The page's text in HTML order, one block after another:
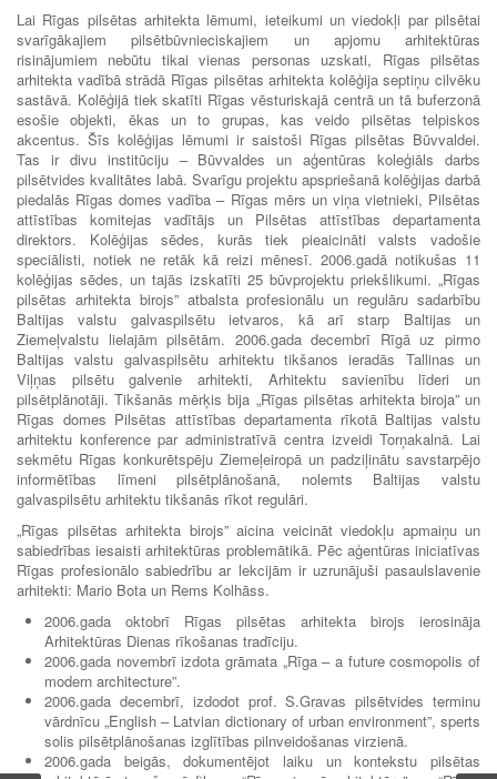
Lai Rīgas pilsētas arhitekta lēmumi, ieteikumi un viedokļi par pilsētai
svarīgākajiem pilsētbūvnieciskajiem un apjomu arhitektūras
risinājumiem nebūtu tikai vienas personas uzskati, Rīgas pilsētas
arhitekta vadībā strādā Rīgas pilsētas arhitekta kolēģija septiņu cilvēku
sastāvā. Kolēģijā tiek skatīti Rīgas vēsturiskajā centrā un tā buferzonā
esošie objekti, ēkas un to grupas, kas veido pilsētas telpiskos
akcentus. Šīs kolēģijas lēmumi ir saistoši Rīgas pilsētas Būvvaldei.
Tas ir divu institūciju – Būvvaldes un aģentūras koleģiāls darbs
pilsētvides kvalitātes labā. Svarīgu projektu apspriešanā kolēģijas darbā
piedalās Rīgas domes vadība – Rīgas mērs un viņa vietnieki, Pilsētas
attīstības komitejas vadītājs un Pilsētas attīstības departamenta
direktors. Kolēģijas sēdes, kurās tiek pieaicināti valsts vadošie
speciālisti, notiek ne retāk kā reizi mēnesī. 2006.gadā notikušas 11
kolēģijas sēdes, un tajās izskatīti 25 būvprojektu priekšlikumi. „Rīgas
pilsētas arhitekta birojs” atbalsta profesionālu un regulāru sadarbību
Baltijas valstu galvaspilsētu ietvaros, kā arī starp Baltijas un
Ziemeļvalstu lielajām pilsētām. 2006.gada decembrī Rīgā uz pirmo
Baltijas valstu galvaspilsētu arhitektu tikšanos ieradās Tallinas un
Viļņas pilsētu galvenie arhitekti, Arhitektu savienību līderi un
pilsētplānotāji. Tikšanās mērķis bija „Rīgas pilsētas arhitekta biroja” un
Rīgas domes Pilsētas attīstības departamenta rīkotā Baltijas valstu
arhitektu konference par administratīvā centra izveidi Torņakalnā. Lai
sekmētu Rīgas konkurētspēju Ziemeļeiropā un padziļinātu savstarpējo
informētības līmeni pilsētplānošanā, nolemts Baltijas valstu
galvaspilsētu arhitektu tikšanās rīkot regulāri.
„Rīgas pilsētas arhitekta birojs” aicina veicināt viedokļu apmaiņu un
sabiedrības iesaisti arhitektūras problemātikā. Pēc aģentūras iniciatīvas
Rīgas profesionālo sabiedrību ar lekcijām ir uzrunājuši pasaulslavenie
arhitekti: Mario Bota un Rems Kolhāss.
2006.gada oktobrī Rīgas pilsētas arhitekta birojs ierosināja
Arhitektūras Dienas rīkošanas tradīciju.
2006.gada novembrī izdota grāmata „Rīga – a future cosmopolis of
modern architecture”.
2006.gada decembrī, izdodot prof. S.Gravas pilsētvides terminu
vārdnīcu „English – Latvian dictionary of urban environment”, sperts
solis pilsētplānošanas izglītības pilnveidošanas virzienā.
2006.gada beigās, dokumentējot laiku un kontekstu pilsētas